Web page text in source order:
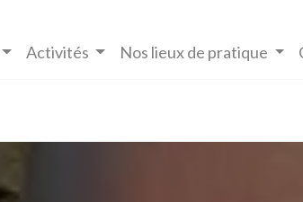
Activités Nos lieux de pratique